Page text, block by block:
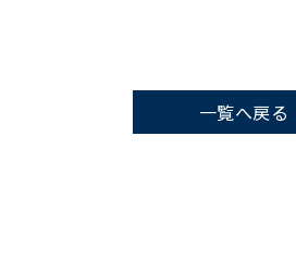
一覧へ戻る